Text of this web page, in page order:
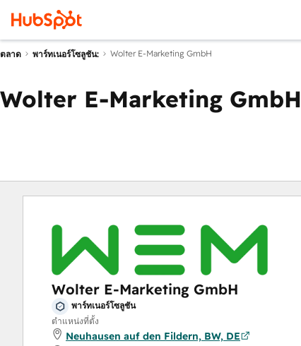
ตลาด พาร์ทเนอร์โซลูชัน: Wolter E-Marketing GmbH
Wolter E-Marketing GmbH
Wolter E-Marketing GmbH
พาร์ทเนอร์โซลูชัน
ตำแหน่งที่ตั้ง
Neuhausen auf den Fildern, BW, DE